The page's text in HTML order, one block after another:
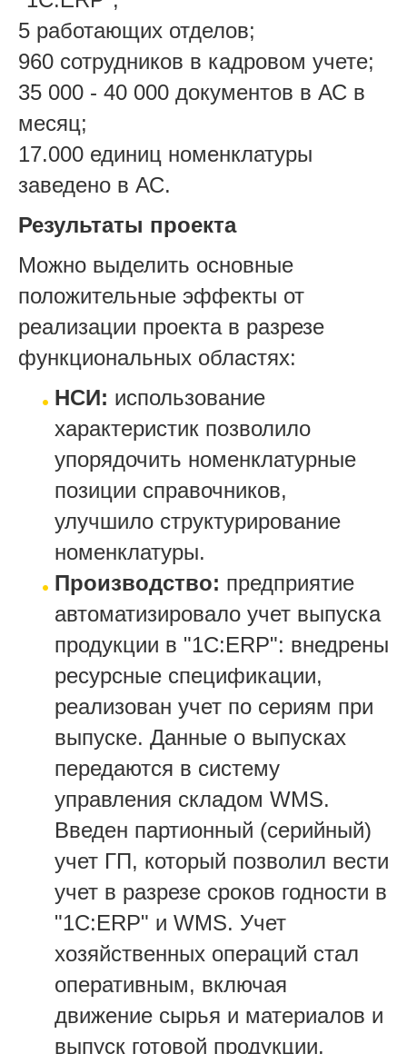
5 работающих отделов;
960 сотрудников в кадровом учете;
35 000 - 40 000 документов в АС в
месяц;
17.000 единиц номенклатуры
заведено в АС.
Результаты проекта
Можно выделить основные
положительные эффекты от
реализации проекта в разрезе
функциональных областях:
НСИ: использование
характеристик позволило
упорядочить номенклатурные
позиции справочников,
улучшило структурирование
номенклатуры.
Производство: предприятие
автоматизировало учет выпуска
продукции в "1С:ERP": внедрены
ресурсные спецификации,
реализован учет по сериям при
выпуске. Данные о выпусках
передаются в систему
управления складом WMS.
Введен партионный (серийный)
учет ГП, который позволил вести
учет в разрезе сроков годности в
"1С:ERP" и WMS. Учет
хозяйственных операций стал
оперативным, включая
движение сырья и материалов и
выпуск готовой продукции.